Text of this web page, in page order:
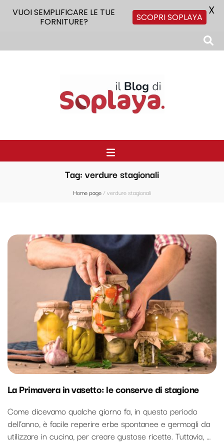
Tag: verdure stagionali
Home page/verdure stagionali
La Primavera in vasetto: le conserve di stagione
Come dicevamo qualche giorno fa, in questo periodo
dell’anno, è facile reperire erbe spontanee e germogli da
utilizzare in cucina, per creare gustose ricette. Tuttavia, …
VUOI SEMPLIFICARE LE TUE
FORNITURE?
SCOPRI SOPLAYA X